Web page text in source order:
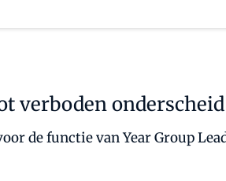
verboden onderscheid
de functie van Year Group